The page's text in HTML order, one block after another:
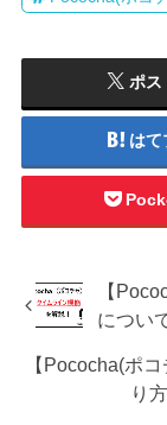
ポス
はて
【
につい
【Pococha(ポ
り